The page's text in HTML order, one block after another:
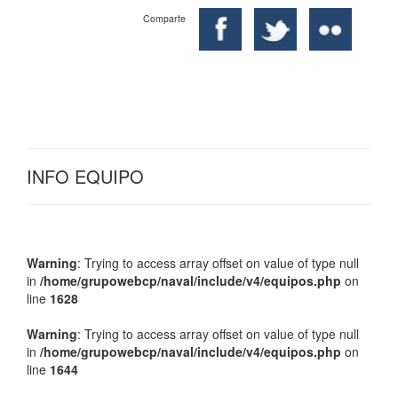
Comparte
INFO EQUIPO
Warning: Trying to access array offset on value of type null
in /home/grupowebcp/naval/include/v4/equipos.php on
line 1628
Warning: Trying to access array offset on value of type null
in /home/grupowebcp/naval/include/v4/equipos.php on
line 1644